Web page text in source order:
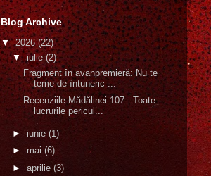
Blog Archive
▼2026(22)
▼iulie(2)
Fragment în avanpremieră: Nu te
teme de întuneric ...
Recenziile Mădălinei 107 - Toate
lucrurile pericul...
► iunie (1)
► mai (6)
► aprilie (3)